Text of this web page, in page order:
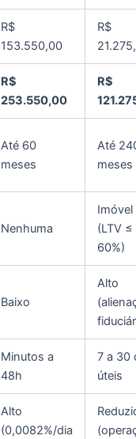
R$
153.550,00
R$
R$
253.550,00
R$
Até 60
meses
Até
meses
Nenhuma
Imóvel
(LTV ≤
60%)
Baixo
Alto
Minutos a
48h
7 a 30
úteis
Alto
(0,0082%/dia